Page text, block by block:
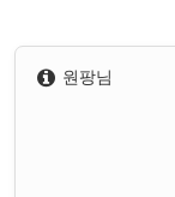
원팡님